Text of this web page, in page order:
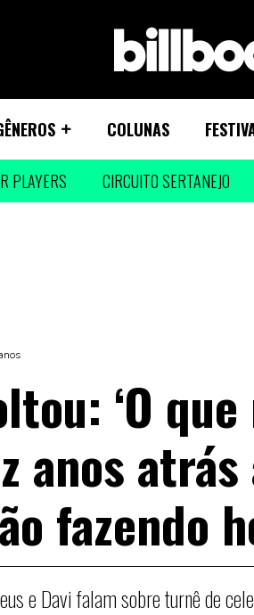
COLUNAS
PLAYERS CIRCUITO SERTANEJO
‘O
anos atrás
fazendo
e Davi falam sobre turnê de